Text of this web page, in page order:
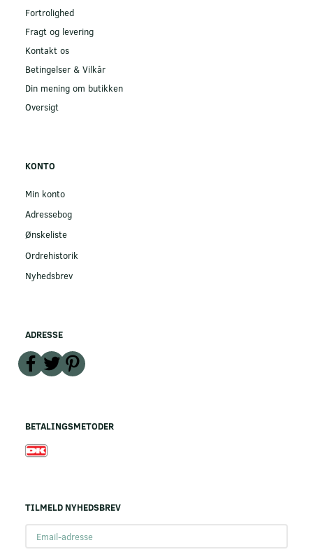
Fortrolighed
Fragt og levering
Kontakt os
Betingelser & Vilkår
Din mening om butikken
Oversigt
KONTO
Min konto
Adressebog
Ønskeliste
Ordrehistorik
Nyhedsbrev
ADRESSE
BETALINGSMETODER
TILMELD NYHEDSBREV
adresse